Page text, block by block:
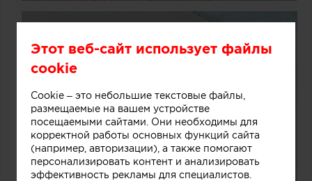
Этот веб-сайт использует файлы
cookie
Cookie – это небольшие текстовые файлы,
размещаемые на вашем устройстве
посещаемыми сайтами. Они необходимы для
корректной работы основных функций сайта
(например, авторизации), а также помогают
персонализировать контент и анализировать
эффективность рекламы для специалистов.